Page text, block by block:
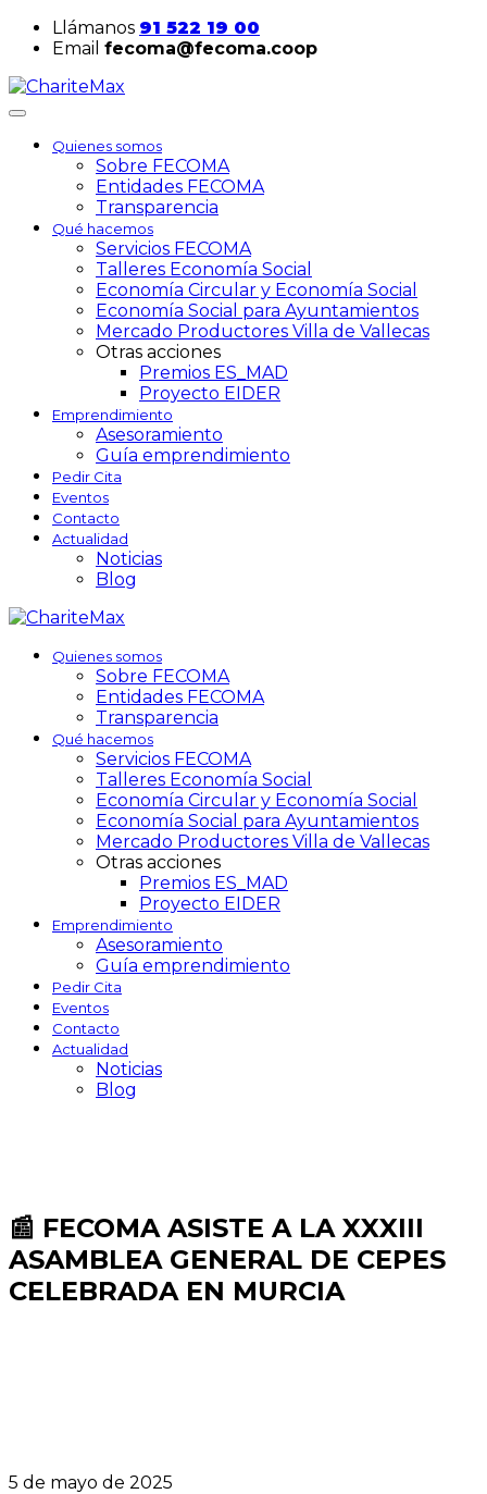
Llámanos 91 522 19 00
Email fecoma@fecoma.coop
Quienes somos
Sobre FECOMA
Entidades FECOMA
Transparencia
Qué hacemos
Servicios FECOMA
Talleres Economía Social
Economía Circular y Economía Social
Economía Social para Ayuntamientos
Mercado Productores Villa de Vallecas
Otras acciones
Premios ES_MAD
Proyecto EIDER
Emprendimiento
Asesoramiento
Guía emprendimiento
Pedir Cita
Eventos
Contacto
Actualidad
Noticias
Blog
Quienes somos
Sobre FECOMA
Entidades FECOMA
Transparencia
Qué hacemos
Servicios FECOMA
Talleres Economía Social
Economía Circular y Economía Social
Economía Social para Ayuntamientos
Mercado Productores Villa de Vallecas
Otras acciones
Premios ES_MAD
Proyecto EIDER
Emprendimiento
Asesoramiento
Guía emprendimiento
Pedir Cita
Eventos
Contacto
Actualidad
Noticias
Blog
📰 FECOMA ASISTE A LA XXXIII
ASAMBLEA GENERAL DE CEPES
CELEBRADA EN MURCIA
5 de mayo de 2025